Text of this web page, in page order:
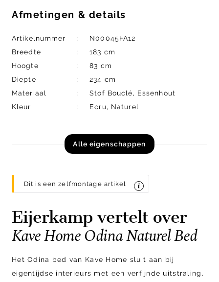
Afmetingen & details
Artikelnummer
N00045FA12
Breedte
183 cm
Hoogte
83 cm
Diepte
234 cm
Materiaal
Stof Bouclé, Essenhout
Kleur
Ecru, Naturel
Alle eigenschappen
Dit is een zelfmontage artikel
Eijerkamp vertelt over
Kave Home Odina Naturel Bed
Het Odina bed van Kave Home sluit aan bij
eigentijdse interieurs met een verfijnde uitstraling.